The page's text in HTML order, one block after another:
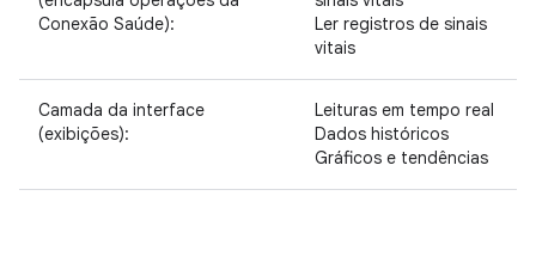
Conexão Saúde):
Ler registros de sinais
vitais
Camada da interface
(exibições):
Leituras em tempo real
Dados históricos
Gráficos e tendências